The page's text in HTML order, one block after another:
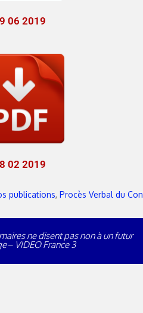
06 2019
02 2019
publications, Procès Verbal du
ne disent pas non à un futur
– VIDEO France 3